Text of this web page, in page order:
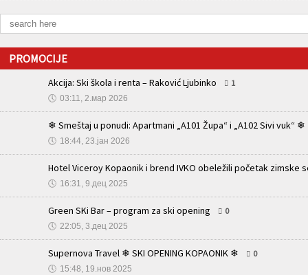
PROMOCIJE
Akcija: Ski škola i renta – Raković Ljubinko 1
🕔 03:11, 2.мар 2026
❄ Smeštaj u ponudi: Apartmani „A101 Župa“ i „A102 Sivi vuk“ ❄
🕔 18:44, 23.јан 2026
Hotel Viceroy Kopaonik i brend IVKO obeležili početak zimske
🕔 16:31, 9.дец 2025
Green SKi Bar – program za ski opening 0
🕔 22:05, 3.дец 2025
Supernova Travel ❄ SKI OPENING KOPAONIK ❄ 0
🕔 15:48, 19.нов 2025